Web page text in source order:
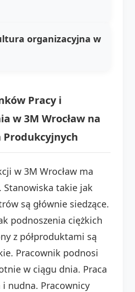
organizacyjna w
Pracy i
w 3M Wrocław na
Produkcyjnych
w 3M Wrocław ma
Stanowiska takie jak
są głównie siedzące.
podnoszenia ciężkich
z półproduktami są
Pracownik podnosi
w ciągu dnia. Praca
nudna. Pracownicy